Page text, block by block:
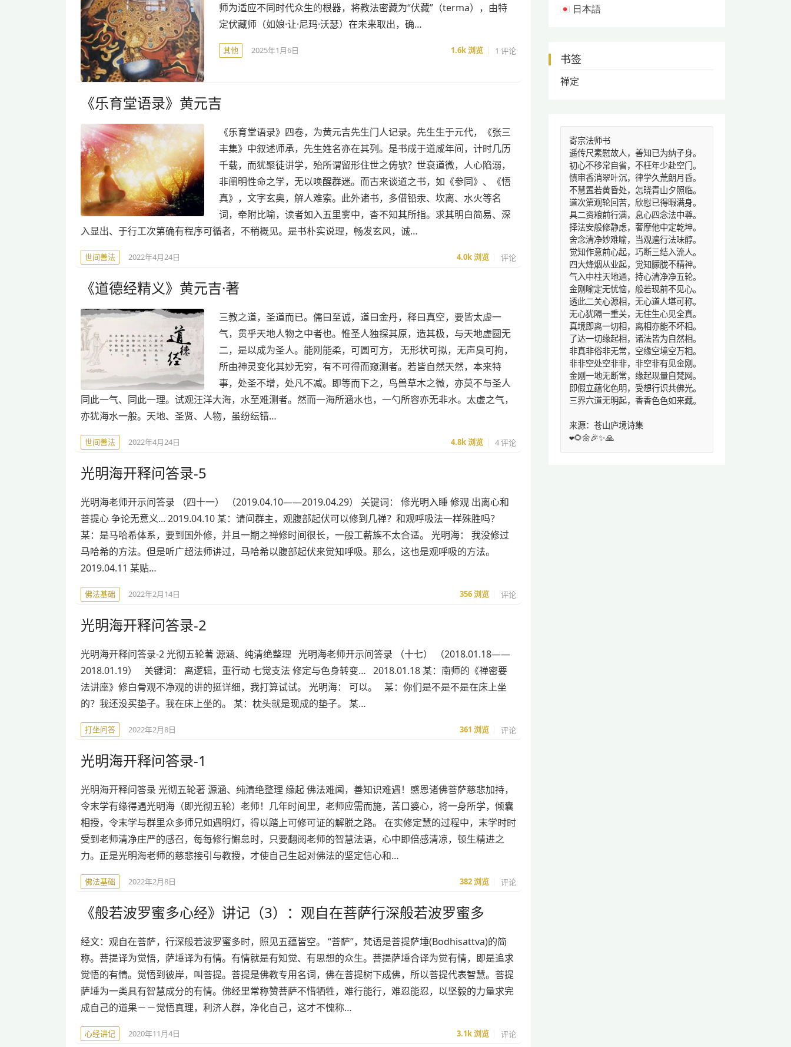
师为适应不同时代众生的根器，将教法密藏为“伏藏”（terma），由特
定伏藏师（如娘·让·尼玛·沃瑟）在未来取出，确…
其他 2025年1月6日 1.6k浏览 1 评论
《乐育堂语录》黄元吉
《乐育堂语录》四卷，为黄元吉先生门人记录。先生生于元代，《张三
丰集》中叙述师承，先生姓名亦在其列。是书成于道咸年间，计时几历
千载，而犹聚徒讲学，殆所谓留形住世之俦欤？世衰道微，人心陷溺，
非阐明性命之学，无以唤醒群迷。而古来谈道之书，如《参同》、《悟
真》，文字玄奥，解人难索。此外诸书，多借铅汞、坎离、水火等名
词，牵附比喻，读者如入五里雾中，杳不知其所指。求其明白简易、深
入显出、于行工次第确有程序可循者，不稍概见。是书朴实说理，畅发玄风，诚…
世间善法 2022年4月24日 4.0k浏览 评论
《道德经精义》黄元吉·著
三教之道，圣道而已。儒曰至诚，道曰金丹，释曰真空，要皆太虚一
气，贯乎天地人物之中者也。惟圣人独探其原，造其极，与天地虚圆无
二，是以成为圣人。能刚能柔，可圆可方， 无形状可拟，无声臭可拘，
所由神灵变化其妙无穷，有不可得而窥测者。若皆自然天然，本来特
事，处圣不增，处凡不减。即等而下之，鸟兽草木之微，亦莫不与圣人
同此一气、同此一理。试观汪洋大海，水至难测者。然而一海所涵水也，一勺所容亦无非水。太虚之气，
亦犹海水一般。天地、圣贤、人物，虽纷纭错…
世间善法 2022年4月24日 4.8k浏览 4 评论
光明海开释问答录-5
光明海老师开示问答录 （四十一） （2019.04.10——2019.04.29） 关键词： 修光明入睡 修观 出离心和
菩提心 争论无意义... 2019.04.10 某：请问群主，观腹部起伏可以修到几禅？和观呼吸法一样殊胜吗？
某：是马哈希体系，要到国外修，并且一期之禅修时间很长，一般工薪族不太合适。 光明海： 我没修过
马哈希的方法。但是听广超法师讲过，马哈希以腹部起伏来觉知呼吸。那么，这也是观呼吸的方法。
2019.04.11 某贴…
佛法基础 2022年2月14日 356浏览 评论
光明海开释问答录-2
光明海开释问答录-2 光彻五轮著 源涵、纯清绝整理 光明海老师开示问答录 （十七） （2018.01.18——
2018.01.19） 关键词： 离逻辑，重行动 七觉支法 修定与色身转变… 2018.01.18 某：南师的《禅密要
法讲座》修白骨观不净观的讲的挺详细，我打算试试。 光明海： 可以。 某：你们是不是不是在床上坐
的？我还没买垫子。我在床上坐的。 某：枕头就是现成的垫子。 某…
打坐问答 2022年2月8日 361 浏览 评论
光明海开释问答录-1
光明海开释问答录 光彻五轮著 源涵、纯清绝整理 缘起 佛法难闻，善知识难遇！感恩诸佛菩萨慈悲加持，
令末学有缘得遇光明海（即光彻五轮）老师！几年时间里，老师应需而施，苦口婆心，将一身所学，倾囊
相授，令末学与群里众多师兄如遇明灯，得以踏上可修可证的解脱之路。 在实修定慧的过程中，末学时时
受到老师清净庄严的感召，每每修行懈怠时，只要翻阅老师的智慧法语，心中即倍感清凉，顿生精进之
力。正是光明海老师的慈悲接引与教授，才使自己生起对佛法的坚定信心和…
佛法基础 2022年2月8日 382浏览 评论
《般若波罗蜜多心经》讲记（3）：观自在菩萨行深般若波罗蜜多
经文：观自在菩萨，行深般若波罗蜜多时，照见五蕴皆空。 “菩萨”，梵语是菩提萨埵(Bodhisattva)的简
称。菩提译为觉悟，萨埵译为有情。有情就是有知觉、有思想的众生。菩提萨埵合译为觉有情，即是追求
觉悟的有情。觉悟到彼岸，叫菩提。菩提是佛教专用名词，佛在菩提树下成佛，所以菩提代表智慧。菩提
萨埵为一类具有智慧成分的有情。佛经里常称赞菩萨不惜牺牲，难行能行，难忍能忍，以坚毅的力量求完
成自己的道果－－觉悟真理，利济人群，净化自己，这才不愧称…
心经讲记 2020年11月4日 3.1k浏览 评论
日本語
书签
禅定
寄宗法师书
遥传尺素慰故人，善知已为纳子身。
初心不移常自省，不枉年少赴空门。
慎审香消翠叶沉，律学久荒朗月昏。
不慧置若黄昏处，怎晓青山夕照临。
道次第观轮回苦，欣慰已得暇满身。
具二资粮前行满，息心四念法中尊。
择法安般修静虑，奢摩他中定乾坤。
舍念清净妙难喻，当观遍行法味醇。
觉知作意前心起，巧断三结入流人。
四大烽烟从业起，觉知朦胧不精神。
气入中柱天地通，持心清净净五轮。
金刚喻定无忧恼，般若现前不见心。
透此二关心源相，无心道人堪可称。
无心犹隔一重关，无住生心见全真。
真境即离一切相，离相亦能不坏相。
了达一切缘起相，诸法皆为自然相。
非真非俗非无常，空缘空境空万相。
非非空处空非非，非空非有见金刚。
金刚一地无断常，缘起现量自梵网。
即假立蕴化色明，受想行识共佛光。
三界六道无明起，香香色色如来藏。
来源：苍山庐境诗集
❤️🌻🌼🎉✨🙏